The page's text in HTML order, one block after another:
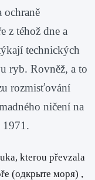
z téhož dne a
technických
ryb. Rovněž, a to
rozmisťování
ničení na
1971.
kterou převzala
(одкрыте моря) ,